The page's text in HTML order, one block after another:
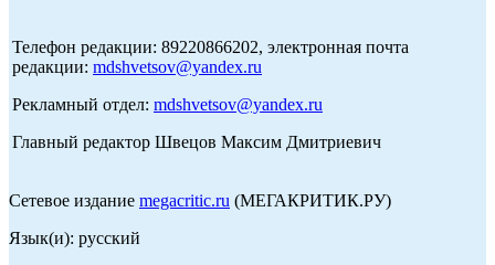
Телефон редакции: 89220866202, электронная почта
редакции: mdshvetsov@yandex.ru
Рекламный отдел: mdshvetsov@yandex.ru
Главный редактор Швецов Максим Дмитриевич
Сетевое издание megacritic.ru (МЕГАКРИТИК.РУ)
Язык(и): русский